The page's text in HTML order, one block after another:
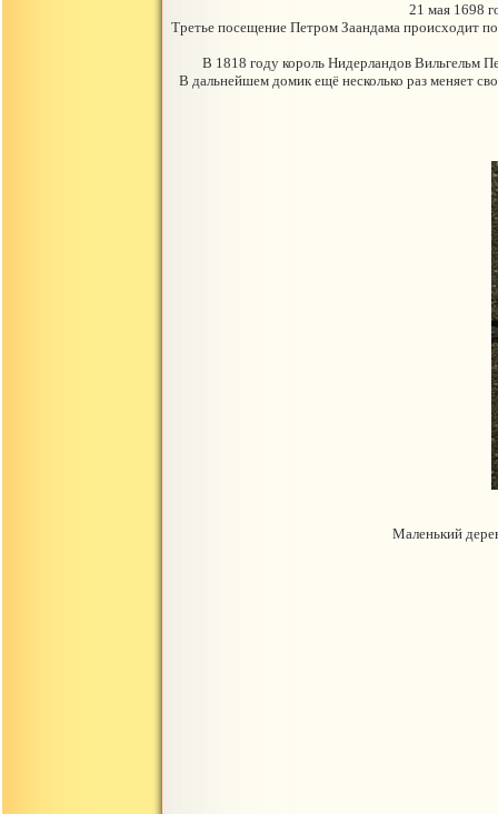
21 мая 1698
Третье посещение Петром Заандама происходит
В 1818 году король Нидерландов Вильгельм
В дальнейшем домик ещё несколько раз меняет
Маленький